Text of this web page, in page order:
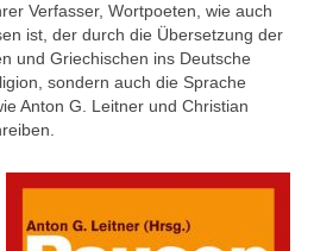
Verfasser, Wortpoeten, wie auch
ist, der durch die Übersetzung der
und Griechischen ins Deutsche
sondern auch die Sprache
Anton G. Leitner und Christian